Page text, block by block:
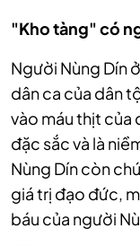
"Kho tàng" có
Người Nùng Dín
dân ca của dân
vào máu thịt của
đặc sắc và là
Nùng Dín còn
giá trị đạo đức,
báu của người